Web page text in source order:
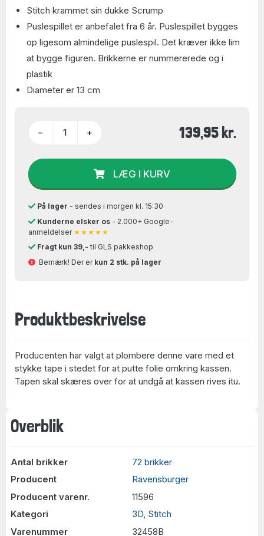
Overblik
Antal brikker
72 brikker
Producent
Ravensburger
Producent varenr.
11596
Kategori
3D, Stitch
Varenummer
32458B
Stitch krammet sin dukke Scrump
Puslespillet er anbefalet fra 6 år. Puslespillet bygges
op ligesom almindelige puslespil. Det kræver ikke lim
at bygge figuren. Brikkerne er nummererede og i
plastik
Diameter er 13 cm
− + 139,95 kr.
LÆG I KURV
På lager - sendes i morgen kl. 15:30
Kunderne elsker os- 2.000+ Google-
anmeldelser ★★★★★
Fragt kun 39,- til GLS pakkeshop
Bemærk! Der er kun 2 stk. på lager
Produktbeskrivelse
Producenten har valgt at plombere denne vare med et
stykke tape i stedet for at putte folie omkring kassen.
Tapen skal skæres over for at undgå at kassen rives itu.